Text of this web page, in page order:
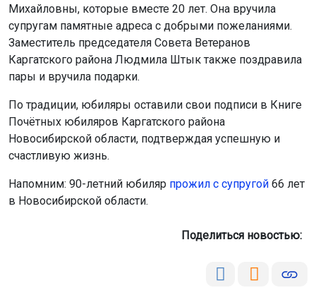
Михайловны, которые вместе 20 лет. Она вручила
супругам памятные адреса с добрыми пожеланиями.
Заместитель председателя Совета Ветеранов
Каргатского района Людмила Штык также поздравила
пары и вручила подарки.
По традиции, юбиляры оставили свои подписи в Книге
Почётных юбиляров Каргатского района
Новосибирской области, подтверждая успешную и
счастливую жизнь.
Напомним: 90-летний юбиляр прожил с супругой 66 лет
в Новосибирской области.
Поделиться новостью: